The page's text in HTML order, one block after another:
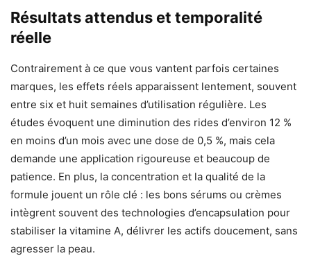
Résultats attendus et temporalité
réelle
Contrairement à ce que vous vantent parfois certaines
marques, les effets réels apparaissent lentement, souvent
entre six et huit semaines d’utilisation régulière. Les
études évoquent une diminution des rides d’environ 12 %
en moins d’un mois avec une dose de 0,5 %, mais cela
demande une application rigoureuse et beaucoup de
patience. En plus, la concentration et la qualité de la
formule jouent un rôle clé : les bons sérums ou crèmes
intègrent souvent des technologies d’encapsulation pour
stabiliser la vitamine A, délivrer les actifs doucement, sans
agresser la peau.